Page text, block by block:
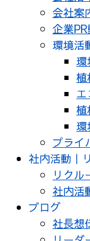
会社案
企業
環境活
環
植
植
環
プライ
社内活動｜
リクル
社内活
ブログ
社長想